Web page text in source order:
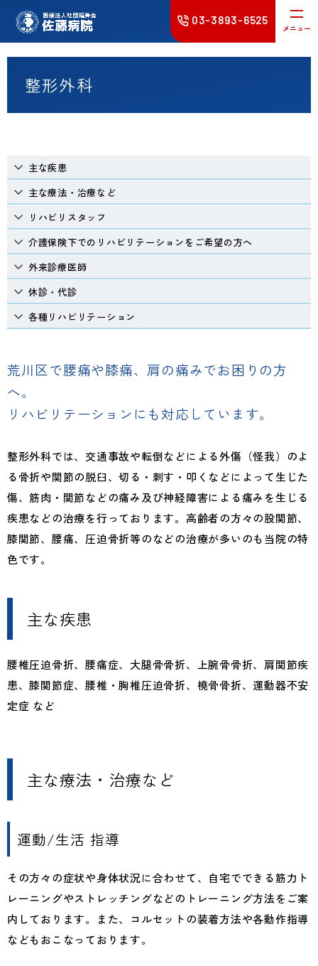
受診される方へ
入院・面会
診療科
健康診断･予防接種
病院案内
採用情報
交通案内 お問い合わせ
法人情報
03-3893-6525
メニュー
整形外科
主な疾患
主な療法・治療など
リハビリスタッフ
介護保険下でのリハビリテーションをご希望の方へ
外来診療医師
休診・代診
各種リハビリテーション
荒川区で腰痛や膝痛、肩の痛みでお困りの方
へ。
リハビリテーションにも対応しています。
整形外科では、交通事故や転倒などによる外傷（怪我）のよ
る骨折や関節の脱臼、切る・刺す・叩くなどによって生じた
傷、筋肉・関節などの痛み及び神経障害による痛みを生じる
疾患などの治療を行っております。高齢者の方々の股関節、
膝関節、腰痛、圧迫骨折等のなどの治療が多いのも当院の特
色です。
主な疾患
腰椎圧迫骨折、腰痛症、大腿骨骨折、上腕骨骨折、肩関節疾
患、膝関節症、腰椎・胸椎圧迫骨折、橈骨骨折、運動器不安
定症 など
主な療法・治療など
運動/生活 指導
その方々の症状や身体状況に合わせて、自宅でできる筋力ト
レーニングやストレッチングなどのトレーニング方法をご案
内しております。また、コルセットの装着方法や各動作指導
などもおこなっております。